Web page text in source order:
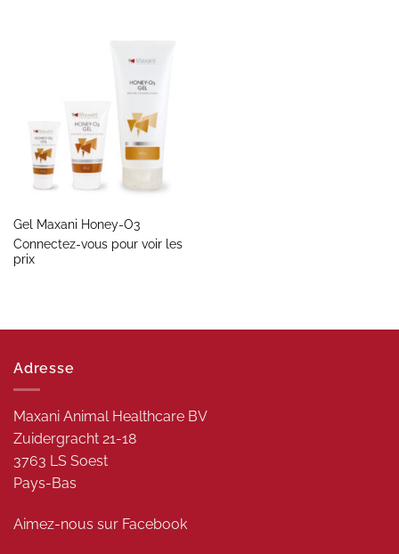
Gel Maxani Honey-O3
Connectez-vous pour voir les
prix
Adresse
Maxani Animal Healthcare BV
Zuidergracht 21-18
3763 LS Soest
Pays-Bas
Aimez-nous sur Facebook